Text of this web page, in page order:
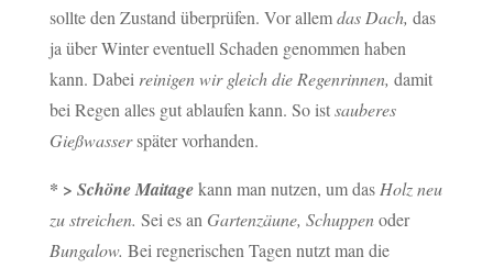
sollte den Zustand überprüfen. Vor allemdas Dach, das
ja über Winter eventuell Schaden genommen haben
kann. Dabei reinigen wir gleich die Regenrinnen, damit
bei Regen alles gut ablaufen kann. So istsauberes
Gießwasserspäter vorhanden.
* > Schöne Maitagekann man nutzen, um das Holz neu
zu streichen. Sei es an Gartenzäune, Schuppenoder
Bungalow. Bei regnerischen Tagen nutzt man die